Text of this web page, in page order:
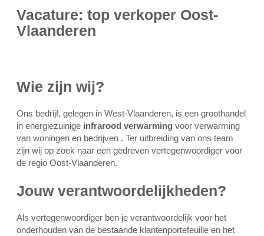
Vacature: top verkoper Oost-
Vlaanderen
Wie zijn wij?
Ons bedrijf, gelegen in West-Vlaanderen, is een groothandel
in energiezuinige infrarood verwarming voor verwarming
van woningen en bedrijven . Ter uitbreiding van ons team
zijn wij op zoek naar een gedreven vertegenwoordiger voor
de regio Oost-Vlaanderen.
Jouw verantwoordelijkheden?
Als vertegenwoordiger ben je verantwoordelijk voor het
onderhouden van de bestaande klantenportefeuille en het